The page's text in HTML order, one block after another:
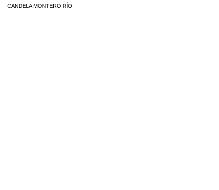
CANDELA MONTERO RÍO